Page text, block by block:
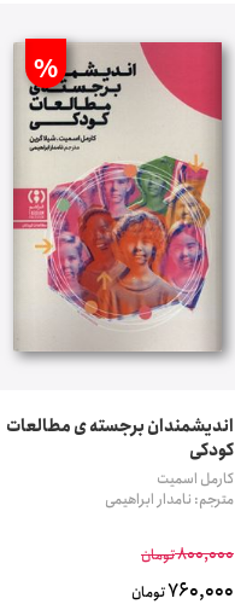
%
اندیشمندان برجسته ی مطالعات
کودکی
کارمل اسمیت
مترجم: نامدار ابراهیمی
800,000تومان
760,000تومان